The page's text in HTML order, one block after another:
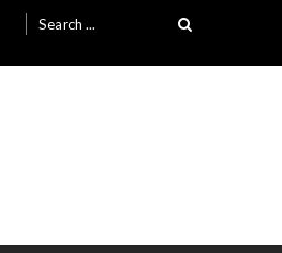
Search for: